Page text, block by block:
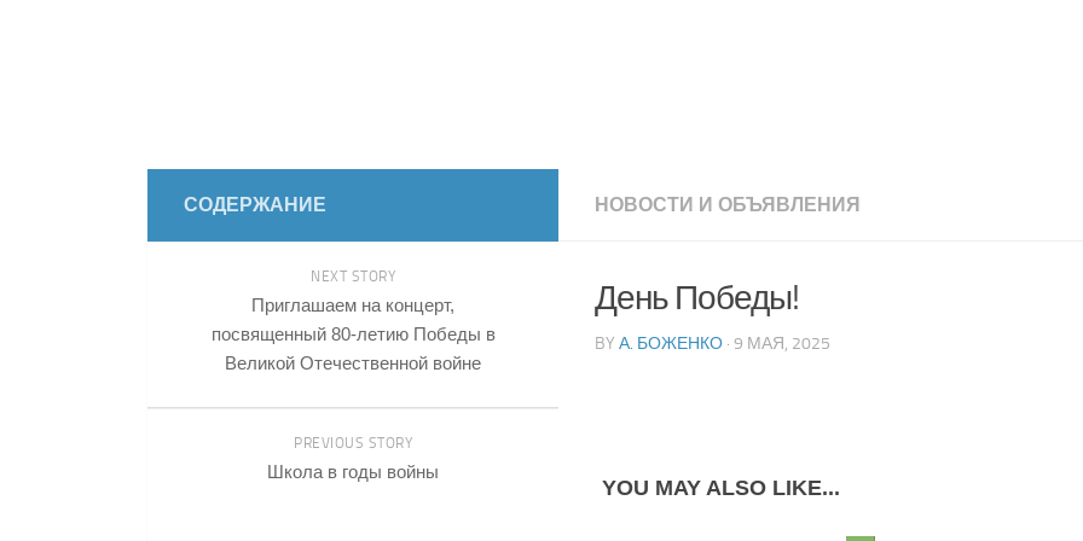
НОВОСТИ И ОБЪЯВЛЕНИЯ
День Победы!
BY А. БОЖЕНКО · 9 МАЯ, 2025
YOU MAY ALSO LIKE...
СОДЕРЖАНИЕ
NEXT STORY
Приглашаем на концерт,
посвященный 80-летию Победы в
Великой Отечественной войне
PREVIOUS STORY
Школа в годы войны